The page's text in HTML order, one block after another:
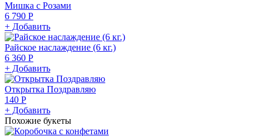
Мишка с Розами
6 790 Р
+ Добавить
Райское наслаждение (6 кг.)
6 360 Р
+ Добавить
Открытка Поздравляю
140 Р
+ Добавить
Похожие букеты